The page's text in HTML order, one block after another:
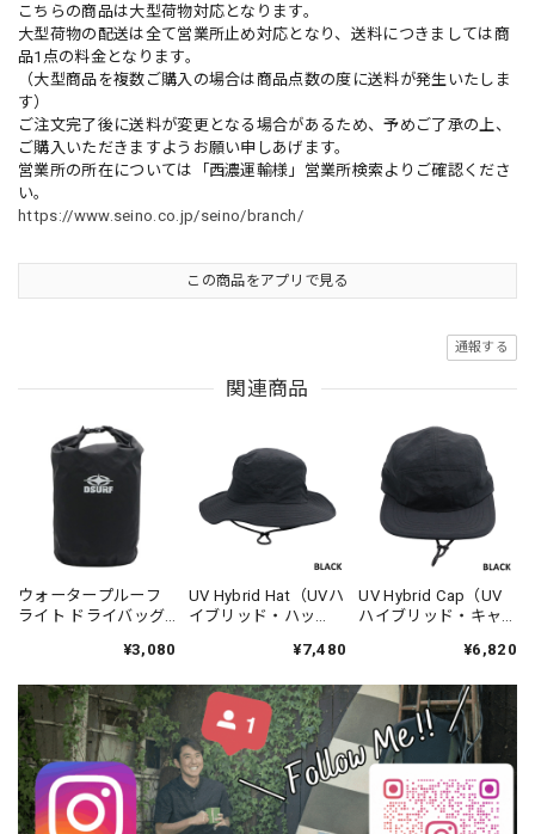
こちらの商品は大型荷物対応となります。
大型荷物の配送は全て営業所止め対応となり、送料につきましては商
品1点の料金となります。
（大型商品を複数ご購入の場合は商品点数の度に送料が発生いたしま
す）
ご注文完了後に送料が変更となる場合があるため、予めご了承の上、
ご購入いただきますようお願い申しあげます。
営業所の所在については「西濃運輸様」営業所検索よりご確認くださ
い。
https://www.seino.co.jp/seino/branch/
この商品をアプリで見る
通報する
関連商品
ウォータープルーフ
ライト ドライバッグ -
¥3,080
UV Hybrid Hat（UVハ
イブリッド・ハッ
¥7,480
UV Hybrid Cap（UV
ハイブリッド・キャ
¥6,820